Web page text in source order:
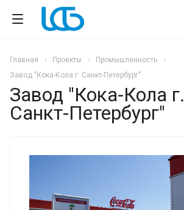
Главная Проекты
Промышленность
Завод "Кока-Кола г. Санкт-Петербург"
Завод "Кока-Кола г.
Санкт-Петербург"